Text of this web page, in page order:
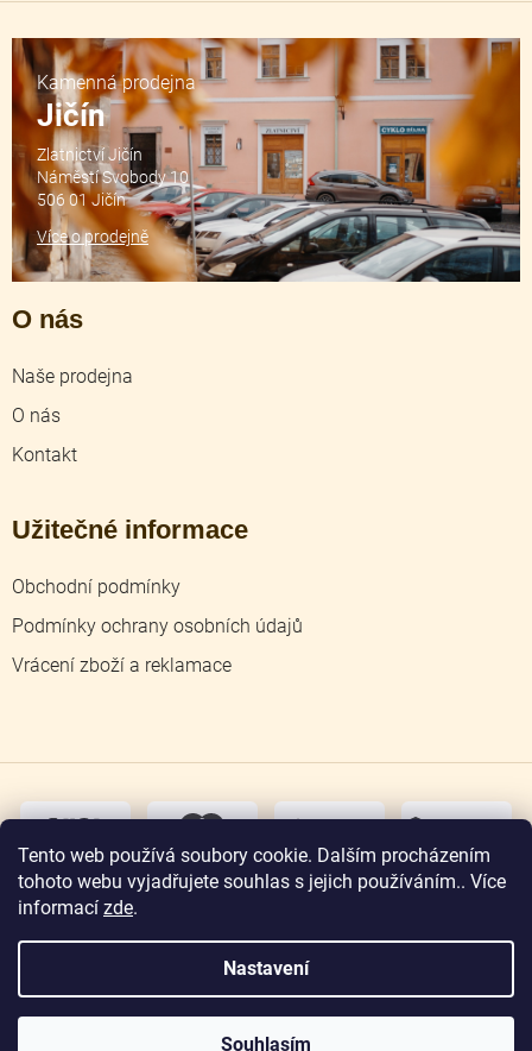
Tento web používá soubory cookie. Dalším procházením
tohoto webu vyjadřujete souhlas s jejich používáním.. Více
informací zde.
Nastavení
Souhlasím
O nás
Naše prodejna
O nás
Kontakt
Užitečné informace
Obchodní podmínky
Podmínky ochrany osobních údajů
Vrácení zboží a reklamace
Kamenná prodejna
Jičín
Zlatnictví Jičín
Náměstí Svobody 10
506 01 Jičín
Více o prodejně
osobní
Copyright 2026Zlatnictví Jičín. Všechna práva
vyhrazena.